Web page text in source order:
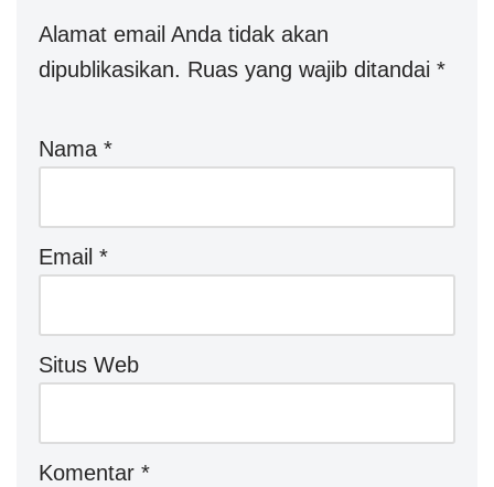
Alamat email Anda tidak akan
dipublikasikan. Ruas yang wajib ditandai *
Nama *
Email *
Situs Web
Komentar *